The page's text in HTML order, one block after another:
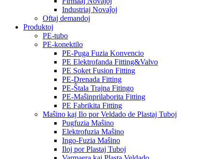
Industriaj Novaĵoj
Oftaj demandoj
Produktoj
PE-tubo
PE-konektilo
PE-Puga Fuzia Konvencio
PE Elektrofanda Fitting&Valvo
PE Soket Fusion Fitting
PE-Drenada Fitting
PE-Ŝtala Trajna Fitingo
PE-Maŝinprilaborita Fitting
PE Fabrikita Fitting
Maŝino kaj Ilo por Veldado de Plastaj Tuboj
Pugfuzia Maŝino
Elektrofuzia Maŝino
Ingo-Fuzia Maŝino
Iloj por Plastaj Tuboj